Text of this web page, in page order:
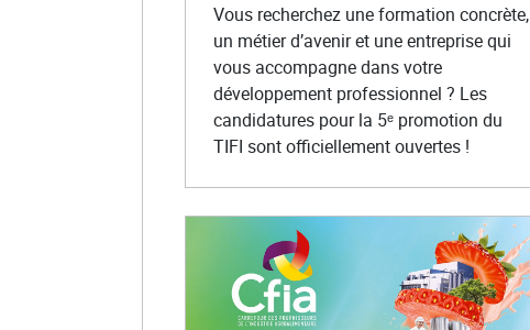
Vous recherchez une formation concrète,
un métier d’avenir et une entreprise qui
vous accompagne dans votre
développement professionnel ? Les
candidatures pour la 5ᵉ promotion du
TIFI sont officiellement ouvertes !